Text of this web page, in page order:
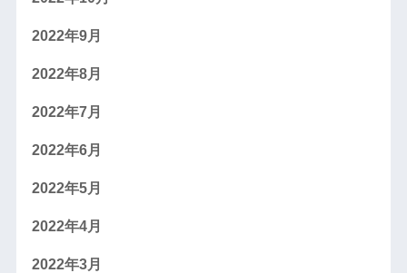
2022年9月
2022年8月
2022年7月
2022年6月
2022年5月
2022年4月
2022年3月